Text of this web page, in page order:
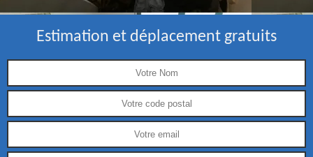
Estimation et déplacement gratuits